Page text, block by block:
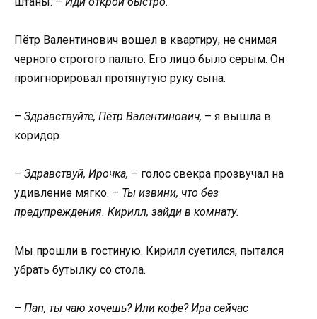
Пётр Валентинович вошел в квартиру, не снимая
черного строгого пальто. Его лицо было серым. Он
проигнорировал протянутую руку сына.
– Здравствуйте, Пётр Валентинович, – я вышла в
коридор.
– Здравствуй, Ирочка, – голос свекра прозвучал на
удивление мягко. – Ты извини, что без
предупреждения. Кирилл, зайди в комнату.
Мы прошли в гостиную. Кирилл суетился, пытался
убрать бутылку со стола.
– Пап, ты чаю хочешь? Или кофе? Ира сейчас